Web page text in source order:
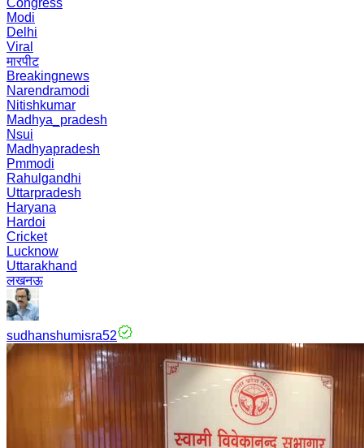
Congress
Modi
Delhi
Viral
मारपीट
Breakingnews
Narendramodi
Nitishkumar
Madhya_pradesh
Nsui
Madhyapradesh
Pmmodi
Rahulgandhi
Uttarpradesh
Haryana
Hardoi
Cricket
Lucknow
Uttarakhand
लखनऊ
sudhanshumisra52